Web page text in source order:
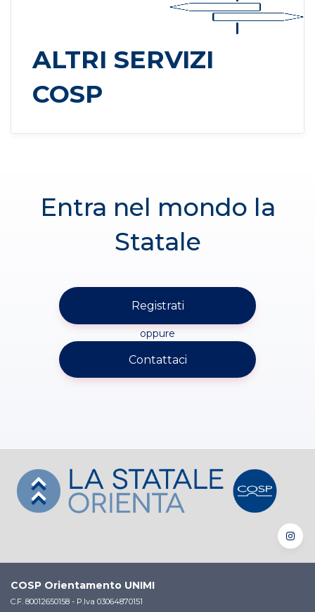
ALTRI SERVIZI
COSP
Entra nel mondo la
Statale
Registrati
oppure
Contattaci
COSP Orientamento UNIMI
C.F. 80012650158 - P.Iva 03064870151